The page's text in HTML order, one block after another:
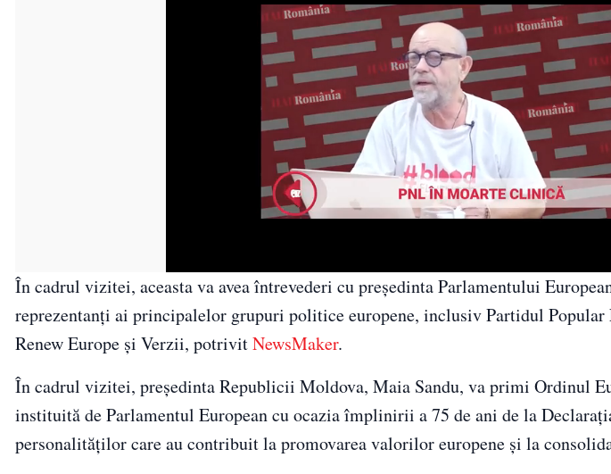
În cadrul vizitei, aceasta va avea întrevederi cu preşedinta Parlamentului
reprezentanţi ai principalelor grupuri politice europene, inclusiv Partidul
Renew Europe şi Verzii, potrivitNewsMaker.
În cadrul vizitei, preşedinta Republicii Moldova, Maia Sandu, va primi Ordinul
instituită de Parlamentul European cu ocazia împlinirii a 75 de ani de la
personalităţilor care au contribuit la promovarea valorilor europene şi la